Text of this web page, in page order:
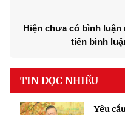
Hiện chưa có bình
tiên bình
TIN ĐỌC NHIỀU
Yêu